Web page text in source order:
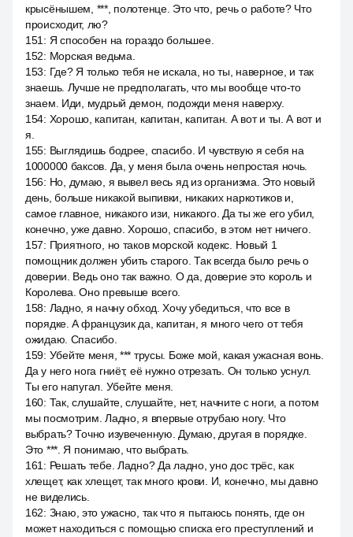
крысёнышем, ***, полотенце. Это что, речь о работе? Что
происходит, лю?
151 : Я способен на гораздо большее.
152: Морская ведьма.
153: Где? Я только тебя не искала, но ты, наверное, и так
знаешь. Лучше не предполагать, что мы вообще что-то
знаем. Иди, мудрый демон, подожди меня наверху.
154: Хорошо, капитан, капитан, капитан. А вот и ты. А вот и
я.
155: Выглядишь бодрее, спасибо. И чувствую я себя на
1000000 баксов. Да, у меня была очень непростая ночь.
156: Но, думаю, я вывел весь яд из организма. Это новый
день, больше никакой выпивки, никаких наркотиков и,
самое главное, никакого изи, никакого. Да ты же его убил,
конечно, уже давно. Хорошо, спасибо, в этом нет ничего.
157: Приятного, но таков морской кодекс. Новый 1
помощник должен убить старого. Так всегда было речь о
доверии. Ведь оно так важно. О да, доверие это король и
Королева. Оно превыше всего.
158: Ладно, я начну обход. Хочу убедиться, что все в
порядке. A французик да, капитан, я много чего от тебя
ожидаю. Спасибо.
159: Убейте меня, *** трусы. Боже мой, какая ужасная вонь.
Да у него нога гниёт, её нужно отрезать. Он только уснул.
Ты его напугал. Убейте меня.
160: Так, слушайте, слушайте, нет, начните с ноги, а потом
мы посмотрим. Ладно, я впервые отрубаю ногу. Что
выбрать? Точно изувеченную. Думаю, другая в порядке.
Это ***. Я понимаю, что выбрать.
161 : Решать тебе. Ладно? Да ладно, уно дос трёс, как
хлещет, как хлещет, так много крови. И, конечно, мы давно
не виделись.
162: Знаю, это ужасно, так что я пытаюсь понять, где он
может находиться с помощью списка его преступлений и